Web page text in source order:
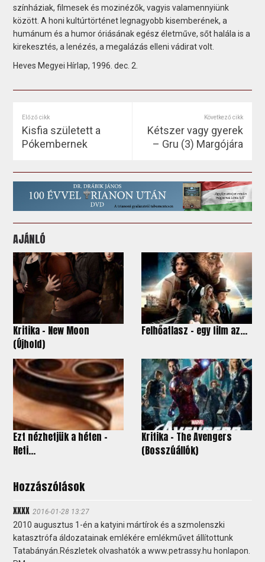
színháziak, filmesek és mozinézők, vagyis valamennyiünk
között. A honi kultúrtörténet legnagyobb kisemberének, a
humánum és a humor óriásának egész életműve, sőt halála is a
kirekesztés, a lenézés, a megalázás elleni vádirat volt.
Heves Megyei Hírlap, 1996. dec. 2.
Előző cikk
Kisfia született a
Pókembernek
Következő cikk
Kétszer vagy gyerek
– Gru (3) Margójára
AJÁNLÓ
Kritika – New Moon
(Újhold)
Felhőatlasz – egy film az...
Ezt nézhetjük a héten -
Heti...
Kritika - The Avengers
(Bosszúállók)
Hozzászólások
XXXX 2016-01-28 13:27
2010 augusztus 1-én a katyini mártírok és a szmolenszki
katasztrófa áldozatainak emlékére emlékművet állítottunk
Tatabányán.Részletek olvashatók a www.petrassy.hu honlapon.